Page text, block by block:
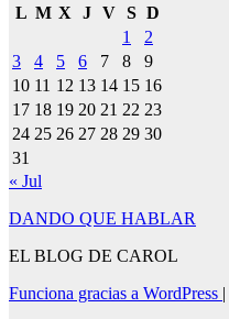
L M X J V S D
1
2
3
4 5 6 7 8
9
10 11 12 13 14 15 16
17 18 19 20 21 22 23
24 25 26 27 28 29 30
31
« Jul
DANDO QUE HABLAR
EL BLOG DE CAROL
Funciona gracias a WordPress |